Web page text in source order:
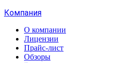
Компания
О компании
Лицензии
Прайс-лист
Обзоры